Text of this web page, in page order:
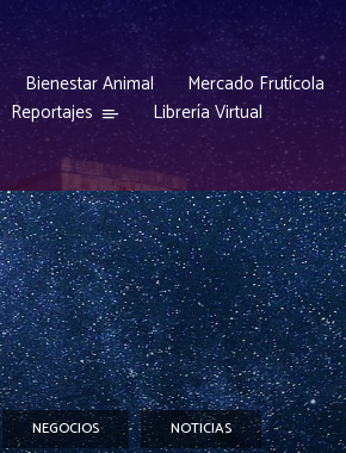
Bienestar Animal
Mercado Frutícola
Reportajes Librería Virtual
NEGOCIOS NOTICIAS